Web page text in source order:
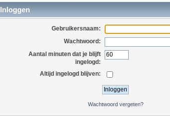
Inloggen
Gebruikersnaam:
Wachtwoord:
Aantal minuten dat je blijft
ingelogd:
Altijd ingelogd blijven:
Wachtwoord vergeten?